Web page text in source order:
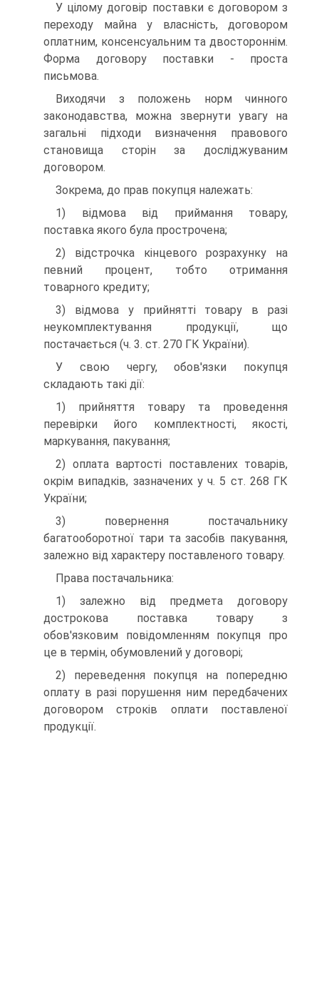
У цілому договір поставки є договором з
переходу майна у власність, договором
оплатним, консенсуальним та дво­стороннім.
Форма договору поставки - проста
письмова.
Виходячи з положень норм чинного
законодавства, мо­жна звернути увагу на
загальні підходи визначення право­вого
становища сторін за досліджуваним
договором.
Зокрема, до прав покупця належать:
1) відмова від приймання товару,
поставка якого була прострочена;
2) відстрочка кінцевого розрахунку на
певний процент, тобто отримання
товарного кредиту;
3) відмова у прийнятті товару в разі
неукомплектування продукції, що
постачається (ч. 3. ст. 270 ГК України).
У свою чергу, обов'язки покупця
складають такі дії:
1) прийняття товару та проведення
перевірки його ком­плектності, якості,
маркування, пакування;
2) оплата вартості поставлених товарів,
окрім випадків, зазначених у ч. 5 ст. 268 ГК
України;
3) повернення постачальнику
багатооборотної тари та за­собів пакування,
залежно від характеру поставленого товару.
Права постачальника:
1) залежно від предмета договору
дострокова поставка товару з
обов'язковим повідомленням покупця про
це в те­рмін, обумовлений у договорі;
2) переведення покупця на попередню
оплату в разі по­рушення ним передбачених
договором строків оплати по­ставленої
продукції.